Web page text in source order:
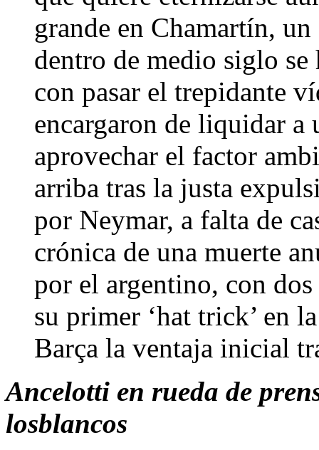
grande en Chamartín,
dentro de medio siglo se
con pasar el trepidante
encargaron de liquidar
aprovechar el factor
arriba tras la justa
por Neymar, a falta de
crónica de una muerte
por el argentino, con
su primer ‘hat trick’ en
Barça la ventaja inicial
Ancelotti en rueda de
losblancos